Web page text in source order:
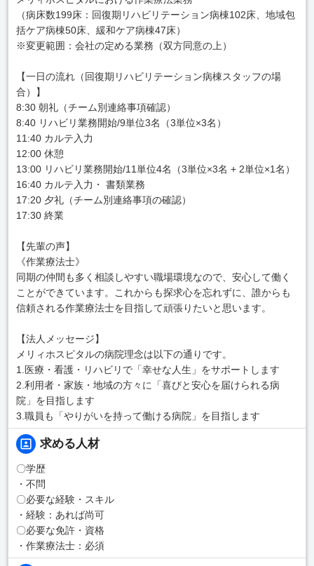
（病床数199床：回復期リハビリテーション病棟102床、地域包
括ケア病棟50床、緩和ケア病棟47床）
※変更範囲：会社の定める業務（双方同意の上）
【一日の流れ（回復期リハビリテーション病棟スタッフの場
合）】
8:30 朝礼（チーム別連絡事項確認）
8:40 リハビリ業務開始/9単位3名（3単位×3名）
11:40 カルテ入力
12:00 休憩
13:00 リハビリ業務開始/11単位4名（3単位×3名 + 2単位×1名）
16:40 カルテ入力・ 書類業務
17:20 夕礼（チーム別連絡事項の確認）
17:30 終業
【先輩の声】
《作業療法士》
同期の仲間も多く相談しやすい職場環境なので、安心して働く
ことができています。これからも探求心を忘れずに、誰からも
信頼される作業療法士を目指して頑張りたいと思います。
【法人メッセージ】
メリィホスピタルの病院理念は以下の通りです。
1.医療・看護・リハビリで「幸せな人生」をサポートします
2.利用者・家族・地域の方々に「喜びと安心を届けられる病
院」を目指します
3.職員も「やりがいを持って働ける病院」を目指します
求める人材
〇学歴
・不問
〇必要な経験・スキル
・経験：あれば尚可
〇必要な免許・資格
・作業療法士：必須